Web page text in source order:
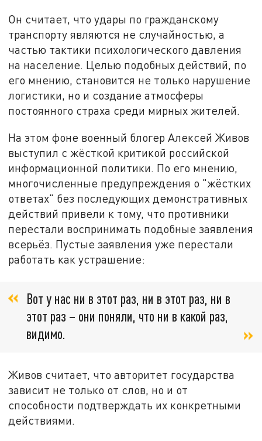
Он считает, что удары по гражданскому
транспорту являются не случайностью, а
частью тактики психологического давления
на население. Целью подобных действий, по
его мнению, становится не только нарушение
логистики, но и создание атмосферы
постоянного страха среди мирных жителей.
На этом фоне военный блогер Алексей Живов
выступил с жёсткой критикой российской
информационной политики. По его мнению,
многочисленные предупреждения о "жёстких
ответах" без последующих демонстративных
действий привели к тому, что противники
перестали воспринимать подобные заявления
всерьёз. Пустые заявления уже перестали
работать как устрашение:
Вот у нас ни в этот раз, ни в этот раз, ни в
этот раз – они поняли, что ни в какой раз,
видимо.
Живов считает, что авторитет государства
зависит не только от слов, но и от
способности подтверждать их конкретными
действиями.